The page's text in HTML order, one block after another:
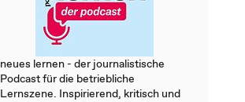
neues lernen - der journalistische
Podcast für die betriebliche
Lernszene. Inspirierend, kritisch und